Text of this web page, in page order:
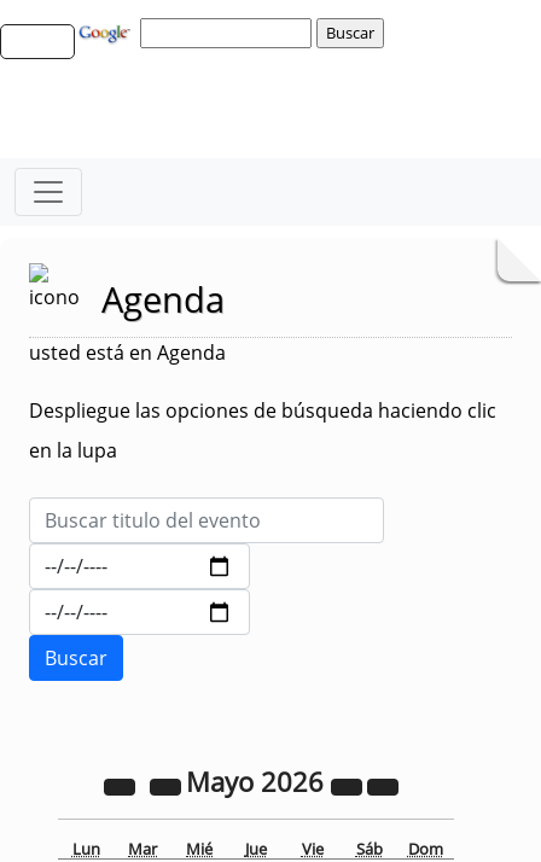
Agenda
usted está en Agenda
Despliegue las opciones de búsqueda haciendo clic
en la lupa
Mayo 2026
Lun Mar Mié Jue Vie Sáb Dom